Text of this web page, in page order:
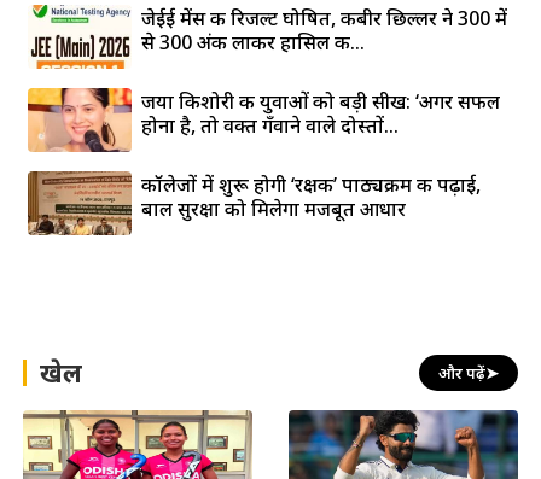
जेईई मेंस की रिजल्ट घोषित, कबीर छिल्लर ने 300 में
से 300 अंक लाकर हासिल की...
जया किशोरी की युवाओं को बड़ी सीख: ‘अगर सफल
होना है, तो वक्त गँवाने वाले दोस्तों...
कॉलेजों में शुरू होगी ‘रक्षक’ पाठ्यक्रम की पढ़ाई,
बाल सुरक्षा को मिलेगा मजबूत आधार
खेल और पढ़ें➤